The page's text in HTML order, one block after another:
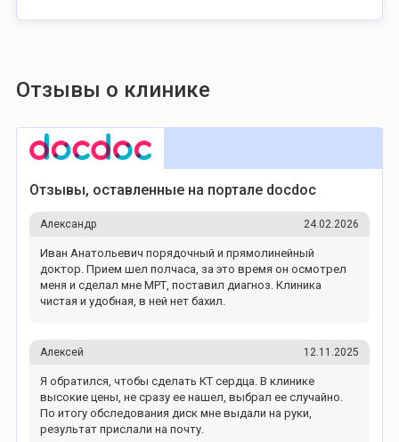
Отзывы о клинике
Отзывы, оставленные на портале docdoc
Александр 24.02.2026
Иван Анатольевич порядочный и прямолинейный
доктор. Прием шел полчаса, за это время он осмотрел
меня и сделал мне МРТ, поставил диагноз. Клиника
чистая и удобная, в ней нет бахил.
Алексей 12.11.2025
Я обратился, чтобы сделать КТ сердца. В клинике
высокие цены, не сразу ее нашел, выбрал ее случайно.
По итогу обследования диск мне выдали на руки,
результат прислали на почту.